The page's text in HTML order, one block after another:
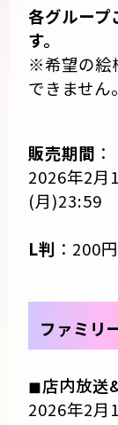
各グループ
す。
※希望の絵
できません。
販売期間 ：
2026年2月
(月)23:59
L判 ：200
ファミリ
◼店内放送
2026年2月